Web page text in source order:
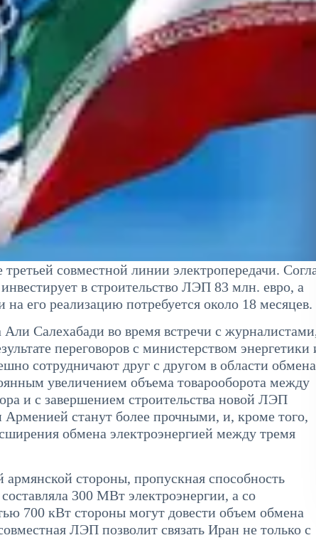
совместной линии электропередачи.
в строительство ЛЭП 83 млн. евро, а
его реализацию потребуется около 18 месяцев.
Али Салехабади во время встречи с
переговоров с министерством энергетики
сотрудничают друг с другом в области обмена
увеличением объема товарооборота между
и с завершением строительства новой ЛЭП
станут более прочными, и, кроме того,
обмена электроэнергией между тремя
стороны, пропускная способность
300 МВт электроэнергии, а со
700 кВт стороны могут довести объем обмена
ЛЭП позволит связать Иран не только с